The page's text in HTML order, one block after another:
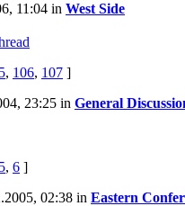
11:04 in West Side
, 106, 107 ]
23:25 in General
5, 6 ]
02:38 in Eastern